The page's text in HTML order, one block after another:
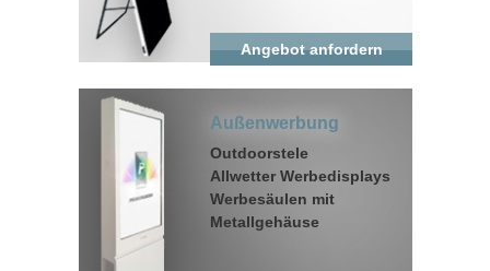
Angebot anfordern
Außenwerbung
Outdoorstele
Allwetter Werbedisplays
Werbesäulen mit
Metallgehäuse